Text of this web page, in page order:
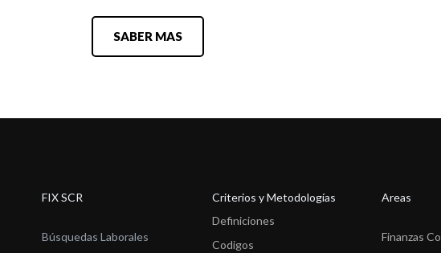
SABER MAS
FIX SCR
Búsquedas Laborales
Criterios y Metodologías
Definiciones
Codigos
Areas
Finanzas